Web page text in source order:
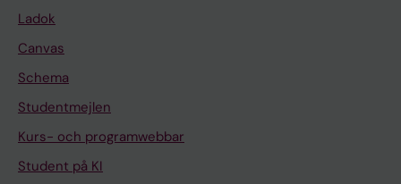
Ladok
Canvas
Schema
Studentmejlen
Kurs- och programwebbar
Student på KI